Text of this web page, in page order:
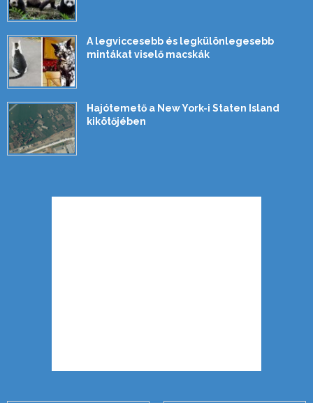
A legviccesebb és legkülönlegesebb
mintákat viselő macskák
Hajótemető a New York-i Staten Island
kikötőjében